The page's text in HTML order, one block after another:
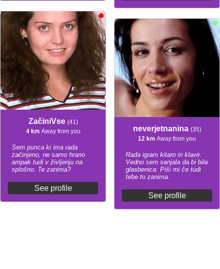
ZačiniVse (41)
4 km Away from you
Sem punca ki ima rada
začinjeno, ne samo hrano
ampak tudi v življenju na
splošno. Te zanima?
See profile
neverjetnanina (35)
12 km Away from you
Rada igram kitaro in klavir.
Vedno sem sanjala da bi bila
glasbenica. Piši mi če tudi
tebe to zanima.
See profile